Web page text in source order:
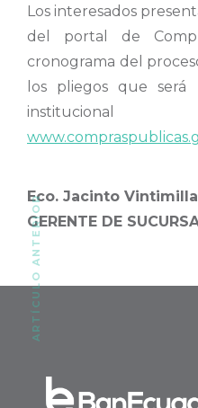
Los interesados
del portal de
cronograma del
los pliegos que
institucional
Eco. Jacinto Vintimilla
GERENTE DE
ARTÍCULO ANTERIOR